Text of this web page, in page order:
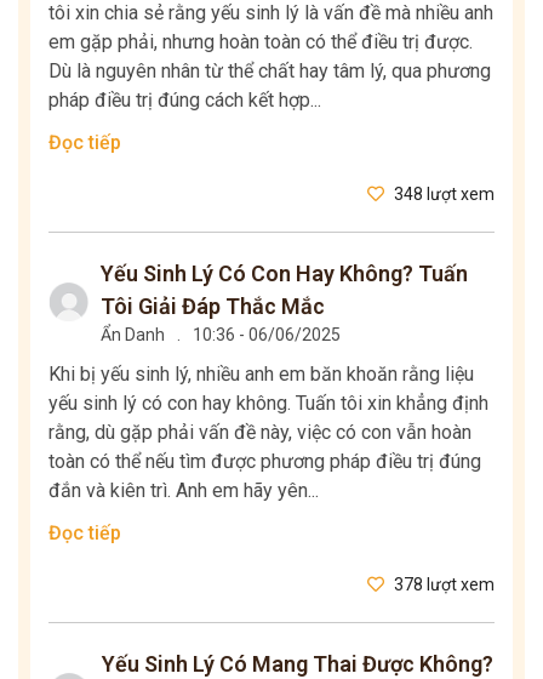
tôi xin chia sẻ rằng yếu sinh lý là vấn đề mà nhiều anh
em gặp phải, nhưng hoàn toàn có thể điều trị được.
Dù là nguyên nhân từ thể chất hay tâm lý, qua phương
pháp điều trị đúng cách kết hợp...
Đọc tiếp
348 lượt xem
Yếu Sinh Lý Có Con Hay Không? Tuấn
Tôi Giải Đáp Thắc Mắc
Ẩn Danh . 10:36 - 06/06/2025
Khi bị yếu sinh lý, nhiều anh em băn khoăn rằng liệu
yếu sinh lý có con hay không. Tuấn tôi xin khẳng định
rằng, dù gặp phải vấn đề này, việc có con vẫn hoàn
toàn có thể nếu tìm được phương pháp điều trị đúng
đắn và kiên trì. Anh em hãy yên...
Đọc tiếp
378 lượt xem
Yếu Sinh Lý Có Mang Thai Được Không?